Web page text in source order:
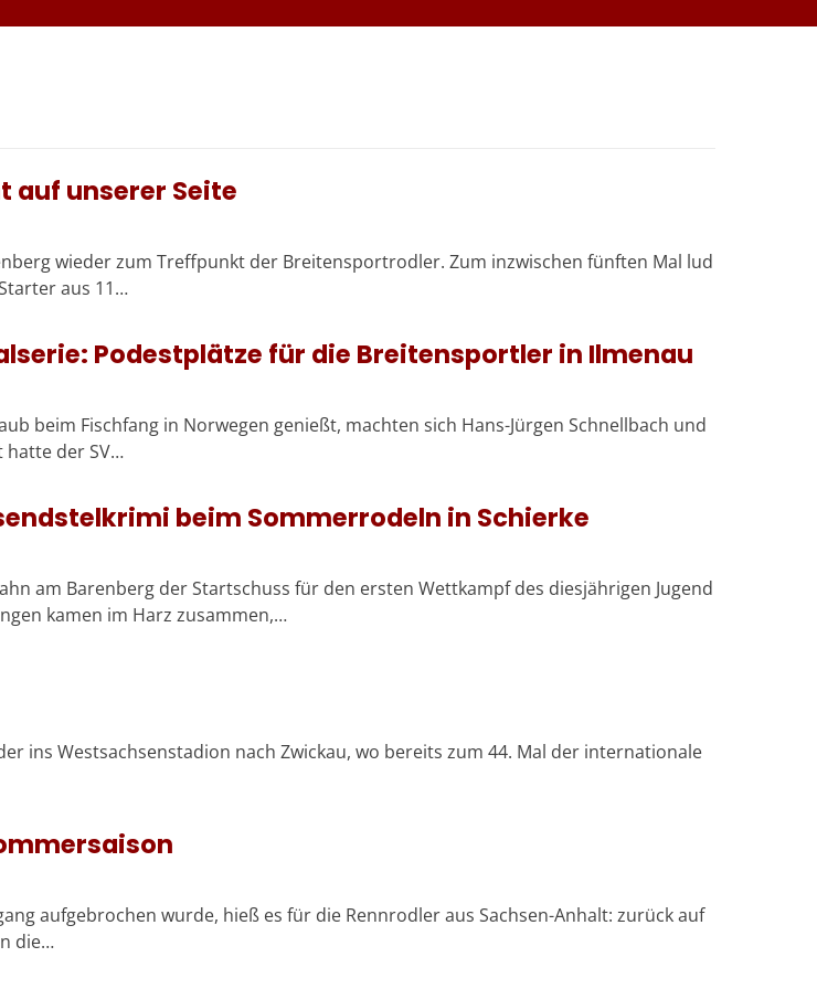
auf unserer Seite
wieder zum Treffpunkt der Breitensportrodler. Zum inzwischen fünften Mal lud
aus 11…
Podestplätze für die Breitensportler in Ilmenau
beim Fischfang in Norwegen genießt, machten sich Hans-Jürgen Schnellbach und
hatte der SV…
beim Sommerrodeln in Schierke
am Barenberg der Startschuss für den ersten Wettkampf des diesjährigen Jugend
kamen im Harz zusammen,…
ins Westsachsenstadion nach Zwickau, wo bereits zum 44. Mal der internationale
aufgebrochen wurde, hieß es für die Rennrodler aus Sachsen-Anhalt: zurück auf
die…